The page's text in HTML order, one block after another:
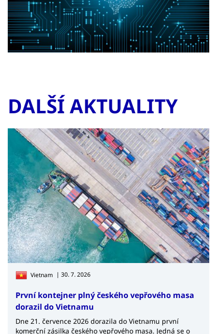
DALŠÍ AKTUALITY
Vietnam | 30. 7. 2026
První kontejner plný českého vepřového masa
dorazil do Vietnamu
Dne 21. července 2026 dorazila do Vietnamu první
komerční zásilka českého vepřového masa. Jedná se o